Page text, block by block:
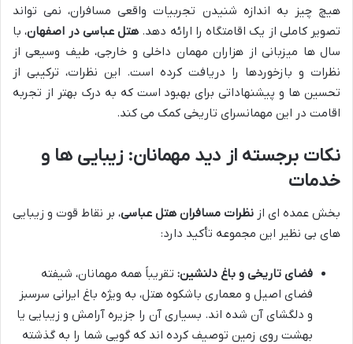
هیچ چیز به اندازه شنیدن تجربیات واقعی مسافران، نمی تواند
تصویر کاملی از یک اقامتگاه را ارائه دهد. هتل عباسی در اصفهان، با
سال ها میزبانی از هزاران مهمان داخلی و خارجی، طیف وسیعی از
نظرات و بازخوردها را دریافت کرده است. این نظرات، ترکیبی از
تحسین ها و پیشنهاداتی برای بهبود است که به درک بهتر از تجربه
اقامت در این مهمانسرای تاریخی کمک می کند.
نکات برجسته از دید مهمانان: زیبایی ها و
خدمات
بخش عمده ای از نظرات مسافران هتل عباسی، بر نقاط قوت و زیبایی
های بی نظیر این مجموعه تأکید دارد:
فضای تاریخی و باغ دلنشین: تقریباً همه مهمانان، شیفته
فضای اصیل و معماری باشکوه هتل، به ویژه باغ ایرانی سرسبز
و دلگشای آن شده اند. بسیاری آن را جزیره آرامش و زیبایی یا
بهشت روی زمین توصیف کرده اند که گویی شما را به گذشته